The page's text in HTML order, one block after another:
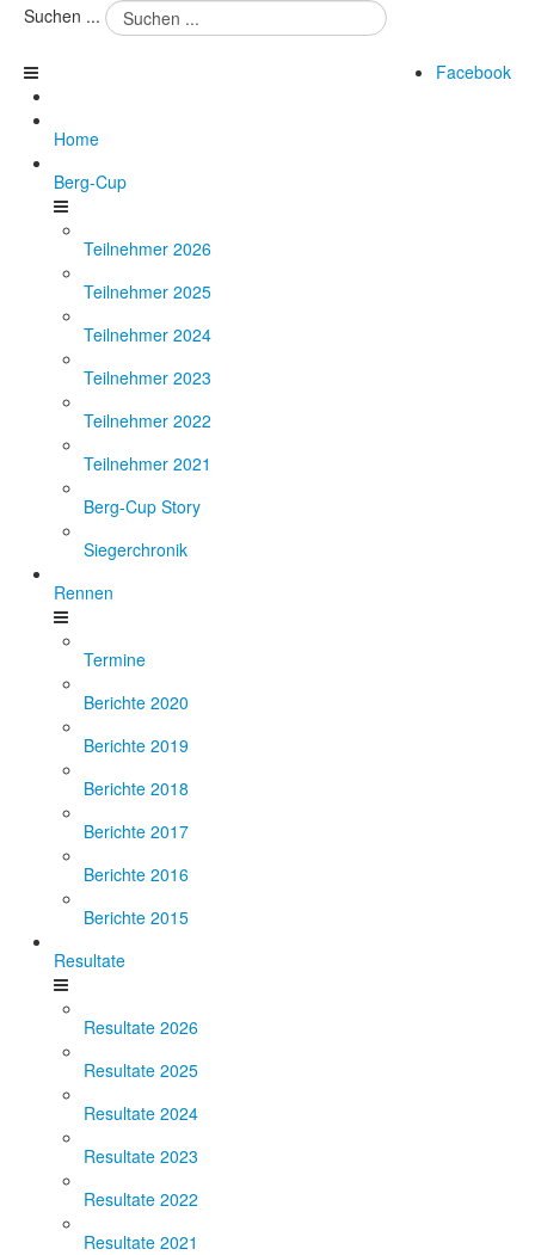
Suchen ...
Facebook
Home
Berg-Cup
Teilnehmer 2026
Teilnehmer 2025
Teilnehmer 2024
Teilnehmer 2023
Teilnehmer 2022
Teilnehmer 2021
Berg-Cup Story
Siegerchronik
Rennen
Termine
Berichte 2020
Berichte 2019
Berichte 2018
Berichte 2017
Berichte 2016
Berichte 2015
Resultate
Resultate 2026
Resultate 2025
Resultate 2024
Resultate 2023
Resultate 2022
Resultate 2021